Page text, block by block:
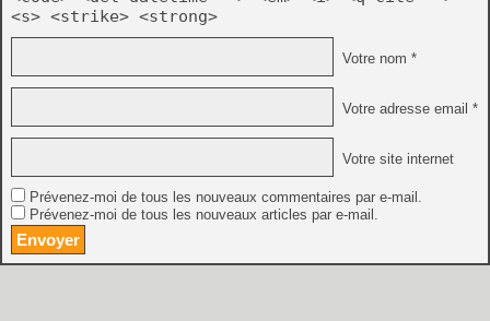
<s> <strike> <strong>
Votre nom *
Votre adresse email *
Votre site internet
Prévenez-moi de tous les nouveaux commentaires par e-mail.
Prévenez-moi de tous les nouveaux articles par e-mail.